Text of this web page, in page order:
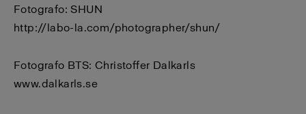
Fotografo: SHUN
http://labo-la.com/photographer/shun/
Fotografo BTS: Christoffer Dalkarls
www.dalkarls.se